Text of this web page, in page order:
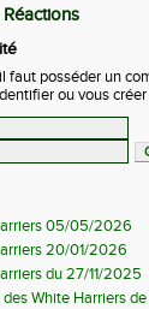
Réactions
faut posséder un
ou vous
05/05/2026
20/01/2026
du 27/11/2025
White Harriers